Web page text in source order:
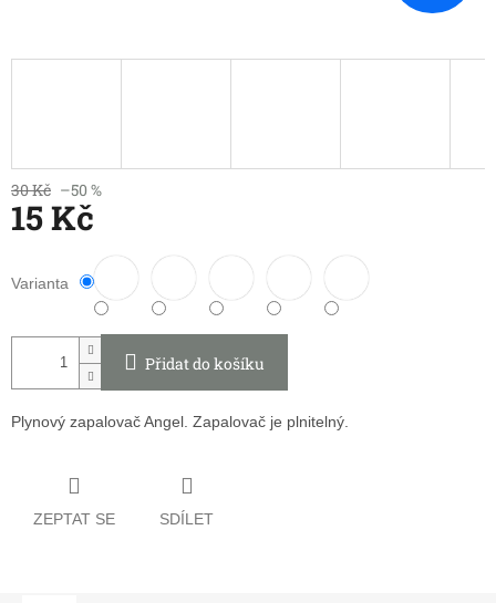
30 Kč –50 %
15 Kč
cena:
Varianta
Přidat do košíku
Plynový zapalovač Angel. Zapalovač je plnitelný.
ZEPTAT SE SDÍLET